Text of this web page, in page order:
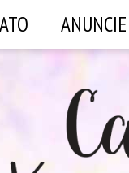
ANUNCIE